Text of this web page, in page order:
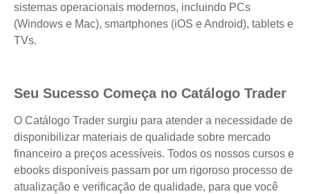
sistemas operacionais modernos, incluindo PCs
(Windows e Mac), smartphones (iOS e Android), tablets e
TVs.
Seu Sucesso Começa no Catálogo Trader
O Catálogo Trader surgiu para atender a necessidade de
disponibilizar materiais de qualidade sobre mercado
financeiro a preços acessíveis. Todos os nossos cursos e
ebooks disponíveis passam por um rigoroso processo de
atualização e verificação de qualidade, para que você